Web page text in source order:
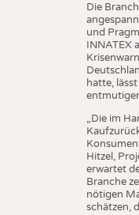
Die
und
INNATEX
hatte,
„Die im
Hitzel,
erwartet
Branche
nötigen
schätzen,